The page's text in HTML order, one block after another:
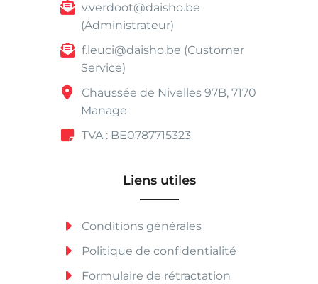
v.verdoot@daisho.be
(Administrateur)
f.leuci@daisho.be (Customer
Service)
Chaussée de Nivelles 97B, 7170
Manage
TVA : BE0787715323
Liens utiles
Conditions générales
Politique de confidentialité
Formulaire de rétractation